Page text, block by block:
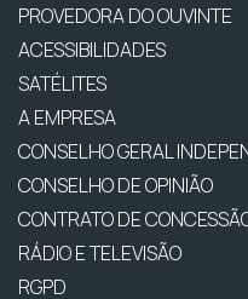
PROVEDORA DO OUVINTE
ACESSIBILIDADES
SATÉLITES
A EMPRESA
CONSELHO GERAL
CONSELHO DE OPINIÃO
CONTRATO DE
RÁDIO E TELEVISÃO
RGPD